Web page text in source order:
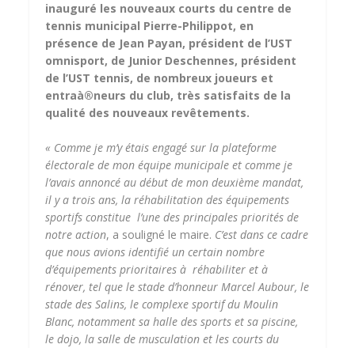
inauguré les nouveaux courts du centre de
tennis municipal Pierre-Philippot, en
présence de Jean Payan, président de l’UST
omnisport, de Junior Deschennes, président
de l’UST tennis, de nombreux joueurs et
entraà®neurs du club, très satisfaits de la
qualité des nouveaux revêtements.
« Comme je m’y étais engagé sur la plateforme
électorale de mon équipe municipale et comme je
l’avais annoncé au début de mon deuxième mandat,
il y a trois ans, la réhabilitation des équipements
sportifs constitue l’une des principales priorités de
notre action, a souligné le maire. C’est dans ce cadre
que nous avions identifié un certain nombre
d’équipements prioritaires à réhabiliter et à
rénover, tel que le stade d’honneur Marcel Aubour, le
stade des Salins, le complexe sportif du Moulin
Blanc, notamment sa halle des sports et sa piscine,
le dojo, la salle de musculation et les courts du